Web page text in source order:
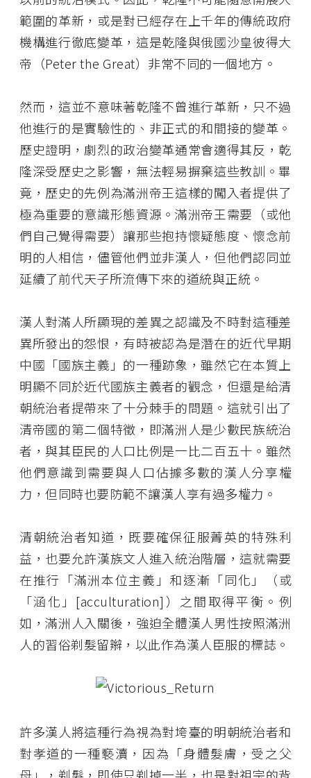
範圍的革新，或是對已經存在上千年的傳統政府
機構進行徹底變革，這是乾隆與俄國沙皇彼得大
帝（Peter the Great）非常不同的一個地方。
然而，這並不意味著乾隆不曾進行革新，只不過
他進行的是實驗性的、非正式的和間接的變革。
歷史證明，劇烈的政治變革通常會適得其反，乾
隆深受歷史之影響，無法輕易摒棄這些教訓。畢
竟，歷史的先例為滿洲帝王這樣的闖入者提供了
極為重要的意識形態資源。滿洲帝王需要（或他
們自己覺得需要）讓那些抱持懷疑態度、懷念前
明的人相信，儘管他們並非漢人，但他們認同並
延續了前代天子所流傳下來的道統與正統。
漢人對滿人所顯現的差異之認識及不時對這種差
異所發出的怨恨，有時被認為是潛在的近代早期
中國「國族主義」的一種跡象，雖然它在本質上
明顯不同於近代國族主義者的觀念，但還是給清
朝統治者提帶來了十分棘手的問題。這就引出了
清帝國的第二個特徵，即滿洲人是少數民族統治
者，與其臣民的人口比例是一比二百五十。雖然
他們意識到需要與人口佔據多數的漢人分享權
力，但同時也要防範不讓漢人享有過多權力。
清朝統治者知道，既要確保征服菁英的特殊利
益，也要允許漢族文人進入統治階層，這就需要
在推行「滿洲本位主義」和逐漸「同化」（或
「涵化」[acculturation]）之間取得平衡。例
如，滿洲人入關後，強迫全體漢人男性按照滿洲
人的習俗剃髮留辮，以此作為漢人臣服的標誌。
許多漢人將這種行為視為對垮臺的明朝統治者和
對孝道的一種褻瀆，因為「身體髮膚，受之父